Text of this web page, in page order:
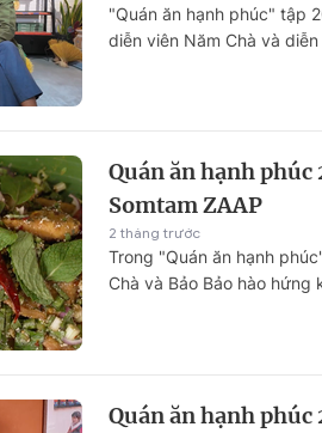
"Quán ăn hạnh phúc" tập
diễn viên Năm Chà và
Quán ăn hạnh phúc
Somtam ZAAP
2 tháng trước
Trong "Quán ăn hạnh
Chà và Bảo Bảo hào hứng
Quán ăn hạnh phúc